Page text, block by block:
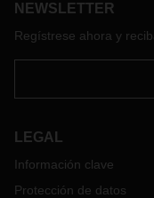
NEWSLETTER
Regístrese ahora y
LEGAL
Información clave
Protección de datos